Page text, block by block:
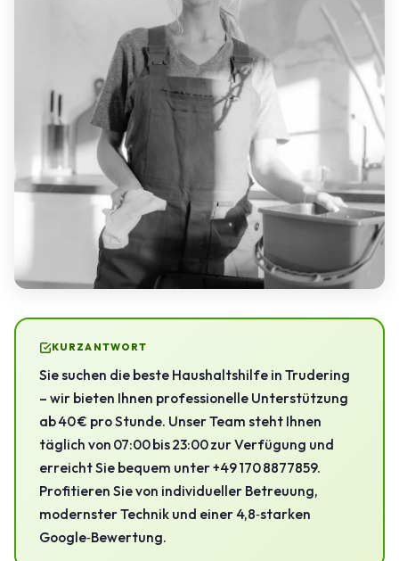
KURZANTWORT
Sie suchen die beste Haushaltshilfe in Trudering
– wir bieten Ihnen professionelle Unterstützung
ab 40 € pro Stunde. Unser Team steht Ihnen
täglich von 07:00 bis 23:00 zur Verfügung und
erreicht Sie bequem unter +49 170 8877859.
Profitieren Sie von individueller Betreuung,
modernster Technik und einer 4,8‑starken
Google‑Bewertung.